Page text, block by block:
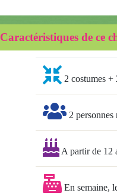
Caractéristiques de ce
2 costumes +
2 personnes
A partir de 12
En semaine,